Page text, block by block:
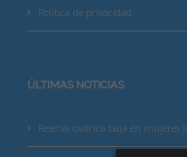
Política de privacidad
ÚLTIMAS NOTICIAS
Reserva ovárica baja en mujeres